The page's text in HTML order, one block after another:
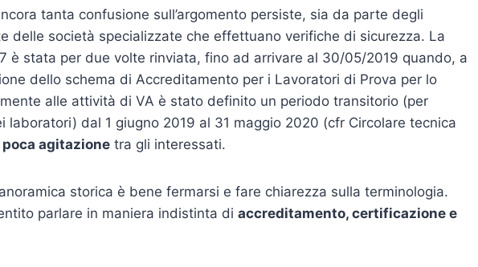
tanta confusione sull’argomento persiste, sia da parte degli
delle società specializzate che effettuano verifiche di sicurezza. La
è stata per due volte rinviata, fino ad arrivare al 30/05/2019 quando, a
dello schema di Accreditamento per i Lavoratori di Prova per lo
alle attività di VA è stato definito un periodo transitorio (per
laboratori) dal 1 giugno 2019 al 31 maggio 2020 (cfr Circolare tecnica
poca agitazione tra gli interessati.
storica è bene fermarsi e fare chiarezza sulla terminologia.
parlare in maniera indistinta di accreditamento, certificazione e